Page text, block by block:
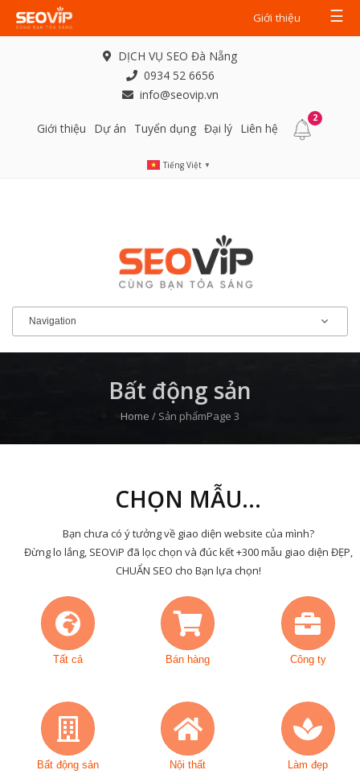
Giới thiệu ☰
DỊCH VỤ SEO Đà Nẵng
0934 52 6656
info@seovip.vn
Giới thiệu Dự án Tuyển dụng Đại lý Liên hệ
2
Tiếng Việt ▼
Bất động sản
Home / Sản phẩmPage 3
CHỌN MẪU...
Bạn chưa có ý tưởng về giao diện website của mình?
Đừng lo lắng, SEOViP đã lọc chọn và đúc kết +300 mẫu giao diện ĐẸP,
CHUẨN SEO cho Bạn lựa chọn!
Tất cả Bán hàng Công ty
Bất động sản Nội thất Làm đẹp